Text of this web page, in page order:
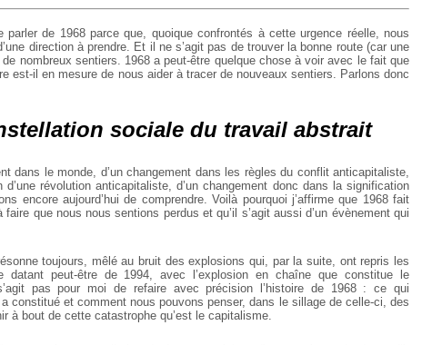
parler de 1968 parce que, quoique confrontés à cette urgence réelle, nous
direction à prendre. Et il ne s’agit pas de trouver la bonne route (car une
nombreux sentiers. 1968 a peut-être quelque chose à voir avec le fait que
est-il en mesure de nous aider à tracer de nouveaux sentiers. Parlons donc
sociale du travail abstrait
dans le monde, d’un changement dans les règles du conflit anticapitaliste,
révolution anticapitaliste, d’un changement donc dans la signification
encore aujourd’hui de comprendre. Voilà pourquoi j’affirme que 1968 fait
que nous nous sentions perdus et qu’il s’agit aussi d’un évènement qui
toujours, mêlé au bruit des explosions qui, par la suite, ont repris les
datant peut-être de 1994, avec l’explosion en chaîne que constitue le
pas pour moi de refaire avec précision l’histoire de 1968 : ce qui
a constitué et comment nous pouvons penser, dans le sillage de celle-ci, des
à bout de cette catastrophe qu’est le capitalisme.